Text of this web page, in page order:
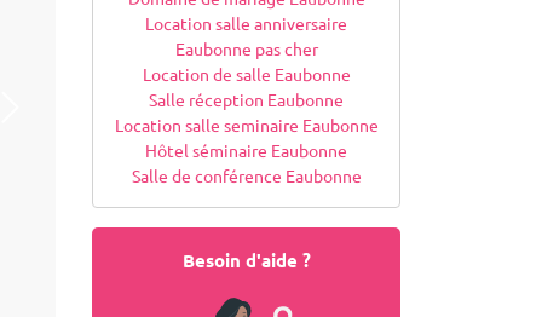
Location salle anniversaire
Eaubonne pas cher
Location de salle Eaubonne
Salle réception Eaubonne
Location salle seminaire Eaubonne
Hôtel séminaire Eaubonne
Salle de conférence Eaubonne
Besoin d'aide ?